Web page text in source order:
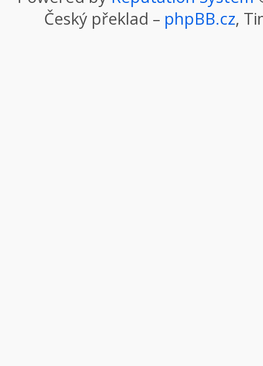
Český překlad – phpBB.cz,